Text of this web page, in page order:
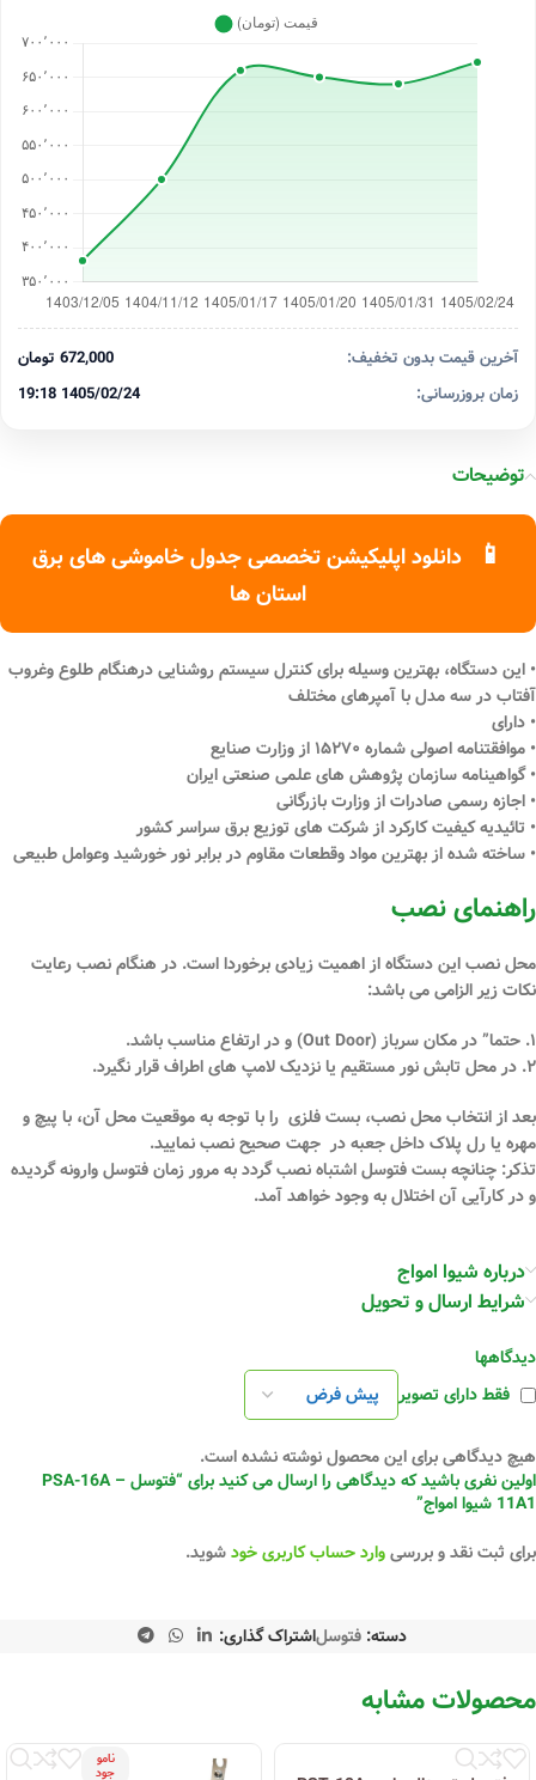
آخرین قیمت بدون تخفیف:
672,000 تومان
زمان بروزرسانی:
1405/02/24 19:18
توضیحات
📱
دانلود اپلیکیشن تخصصی جدول خاموشی های برق
استان ها
• این دستگاه، بهترین وسیله برای کنترل سیستم روشنایی درهنگام طلوع وغروب
آفتاب در سه مدل با آمپرهای مختلف
• دارای
• موافقتنامه اصولی شماره ۱۵۲۷۰ از وزارت صنایع
• گواهینامه سازمان پژوهش های علمی صنعتی ایران
• اجازه رسمی صادرات از وزارت بازرگانی
• تائیدیه کیفیت کارکرد از شرکت های توزیع برق سراسر کشور
• ساخته شده از بهترین مواد وقطعات مقاوم در برابر نور خورشید وعوامل طبیعی
راهنمای نصب
محل نصب این دستگاه از اهمیت زیادی برخوردا است. در هنگام نصب رعایت
نکات زیر الزامی می باشد:
۱. حتما” در مکان سرباز (Out Door) و در ارتفاع مناسب باشد.
۲. در محل تابش نور مستقیم یا نزدیک لامپ های اطراف قرار نگیرد.
بعد از انتخاب محل نصب، بست فلزی را با توجه به موقعیت محل آن، با پیچ و
مهره یا رل پلاک داخل جعبه در جهت صحیح نصب نمایید.
تذکر: چنانچه بست فتوسل اشتباه نصب گردد به مرور زمان فتوسل وارونه گردیده
و در کارآیی آن اختلال به وجود خواهد آمد.
درباره شیوا امواج
شرایط ارسال و تحویل
دیدگاهها
فقط دارای تصویر
هیچ دیدگاهی برای این محصول نوشته نشده است.
اولین نفری باشید که دیدگاهی را ارسال می کنید برای “فتوسل PSA-16A –
11A1 شیوا امواج”
برای ثبت نقد و بررسیوارد حساب کاربری خودشوید.
دسته: فتوسلاشتراک گذاری:
محصولات مشابه
نامو
جود